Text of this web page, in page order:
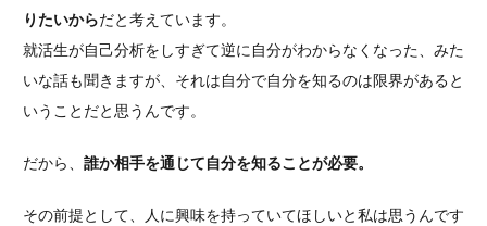
りたいからだと考えています。
就活生が自己分析をしすぎて逆に自分がわからなくなった、みた
いな話も聞きますが、それは自分で自分を知るのは限界があると
いうことだと思うんです。
だから、 誰か相手を通じて自分を知ることが必要。
その前提として、人に興味を持っていてほしいと私は思うんです